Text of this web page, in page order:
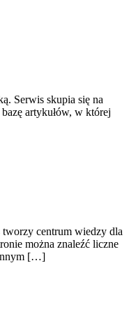
Serwis skupia się na
artykułów, w której
centrum wiedzy dla
można znaleźć liczne
[…]